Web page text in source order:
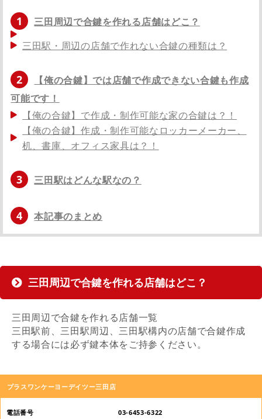
1
三田周辺で合鍵を作れる店舗はどこ？
三田駅・周辺の店舗で作れない合鍵の種類は？
2
【俺の合鍵】では店舗で作成できない合鍵も作成
可能です！
【俺の合鍵】で作成・制作可能な家の合鍵は？！
【俺の合鍵】作成・制作可能なロッカーメーカー、
机、書庫、オフィス家具は？！
3 三田駅はどんな駅なの？
4 本記事のまとめ
三田周辺で合鍵を作れる店舗はどこ？
三田周辺で合鍵を作れる店舗一覧
三田駅前、三田駅周辺、三田駅構内の店舗で合鍵作成
する場合には必ず鍵本体をご持参ください。
店
舗
名
プラスワンケーヨーデイツー三田店
03-6453-6322